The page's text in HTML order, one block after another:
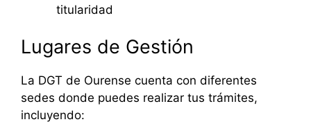
titularidad
Lugares de Gestión
La DGT de Ourense cuenta con diferentes
sedes donde puedes realizar tus trámites,
incluyendo: